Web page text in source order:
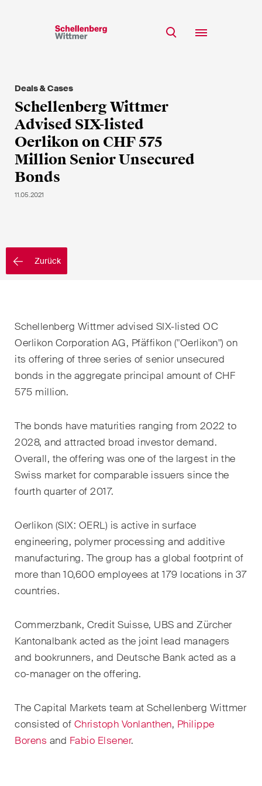
Team
Expertise
Insights
Karriere
CSR
EN
Zurück
Deals & Cases
Schellenberg Wittmer
Advised SIX-listed
Oerlikon on CHF 575
Million Senior Unsecured
Bonds
11.05.2021
Schellenberg Wittmer advised SIX-listed OC
Oerlikon Corporation AG, Pfäffikon ("Oerlikon") on
its offering of three series of senior unsecured
bonds in the aggregate principal amount of CHF
575 million.
The bonds have maturities ranging from 2022 to
2028, and attracted broad investor demand.
Overall, the offering was one of the largest in the
Swiss market for comparable issuers since the
fourth quarter of 2017.
Oerlikon (SIX: OERL) is active in surface
engineering, polymer processing and additive
manufacturing. The group has a global footprint of
more than 10,600 employees at 179 locations in 37
countries.
Commerzbank, Credit Suisse, UBS and Zürcher
Kantonalbank acted as the joint lead managers
and bookrunners, and Deutsche Bank acted as a
co-manager on the offering.
The Capital Markets team at Schellenberg Wittmer
consisted of Christoph Vonlanthen, Philippe
Borens and Fabio Elsener.
Laufenden!
* Erforderliche Felder
Herr
Frau
k.A.
Nachname
E-Mail*
Sprache*
Newsletters & Newsflashes
Kernthemen aus unseren
Tätigkeitsbereiche,
Fachgebiete und Branchen,
sowie Newsflashes über die
jüngsten Entwicklungen.
Arbeitsrecht
Banking & Finance
Baurecht
ESG